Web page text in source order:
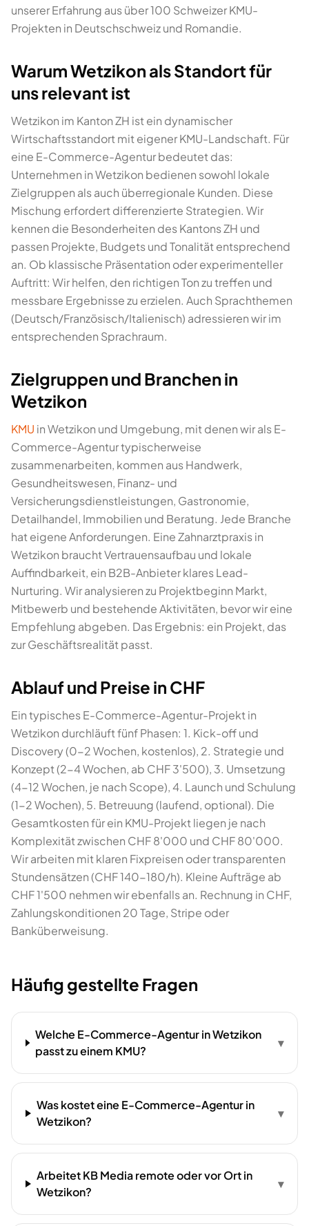
unserer Erfahrung aus über 100 Schweizer KMU-
Projekten in Deutschschweiz und Romandie.
Warum Wetzikon als Standort für
uns relevant ist
Wetzikon im Kanton ZH ist ein dynamischer
Wirtschaftsstandort mit eigener KMU-Landschaft. Für
eine E-Commerce-Agentur bedeutet das:
Unternehmen in Wetzikon bedienen sowohl lokale
Zielgruppen als auch überregionale Kunden. Diese
Mischung erfordert differenzierte Strategien. Wir
kennen die Besonderheiten des Kantons ZH und
passen Projekte, Budgets und Tonalität entsprechend
an. Ob klassische Präsentation oder experimenteller
Auftritt: Wir helfen, den richtigen Ton zu treffen und
messbare Ergebnisse zu erzielen. Auch Sprachthemen
(Deutsch/Französisch/Italienisch) adressieren wir im
entsprechenden Sprachraum.
Zielgruppen und Branchen in
Wetzikon
KMU in Wetzikon und Umgebung, mit denen wir als E-
Commerce-Agentur typischerweise
zusammenarbeiten, kommen aus Handwerk,
Gesundheitswesen, Finanz- und
Versicherungsdienstleistungen, Gastronomie,
Detailhandel, Immobilien und Beratung. Jede Branche
hat eigene Anforderungen. Eine Zahnarztpraxis in
Wetzikon braucht Vertrauensaufbau und lokale
Auffindbarkeit, ein B2B-Anbieter klares Lead-
Nurturing. Wir analysieren zu Projektbeginn Markt,
Mitbewerb und bestehende Aktivitäten, bevor wir eine
Empfehlung abgeben. Das Ergebnis: ein Projekt, das
zur Geschäftsrealität passt.
Ablauf und Preise in CHF
Ein typisches E-Commerce-Agentur-Projekt in
Wetzikon durchläuft fünf Phasen: 1. Kick-off und
Discovery (0-2 Wochen, kostenlos), 2. Strategie und
Konzept (2-4 Wochen, ab CHF 3'500), 3. Umsetzung
(4-12 Wochen, je nach Scope), 4. Launch und Schulung
(1-2 Wochen), 5. Betreuung (laufend, optional). Die
Gesamtkosten für ein KMU-Projekt liegen je nach
Komplexität zwischen CHF 8'000 und CHF 80'000.
Wir arbeiten mit klaren Fixpreisen oder transparenten
Stundensätzen (CHF 140-180/h). Kleine Aufträge ab
CHF 1'500 nehmen wir ebenfalls an. Rechnung in CHF,
Zahlungskonditionen 20 Tage, Stripe oder
Banküberweisung.
Häufig gestellte Fragen
Welche E-Commerce-Agentur in Wetzikon
passt zu einem KMU?
▾
Was kostet eine E-Commerce-Agentur in
Wetzikon?
▾
Arbeitet KB Media remote oder vor Ort in
Wetzikon?
▾